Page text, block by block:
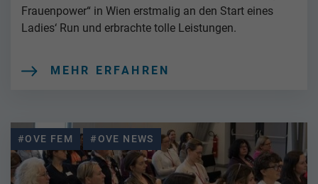
Frauenpower“ in Wien erstmalig an den Start eines
Ladies‘ Run und erbrachte tolle Leistungen.
MEHR ERFAHREN
#OVE FEM #OVE NEWS